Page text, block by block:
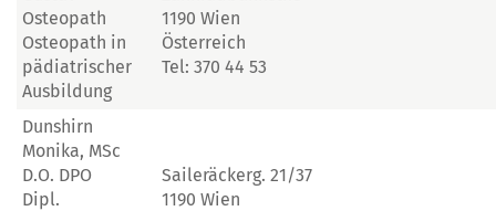
Osteopath
Osteopath in
pädiatrischer
Ausbildung
1190 Wien
Österreich
Tel: 370 44 53
Dunshirn
Monika, MSc
D.O. DPO
Dipl.
Saileräckerg. 21/37
1190 Wien